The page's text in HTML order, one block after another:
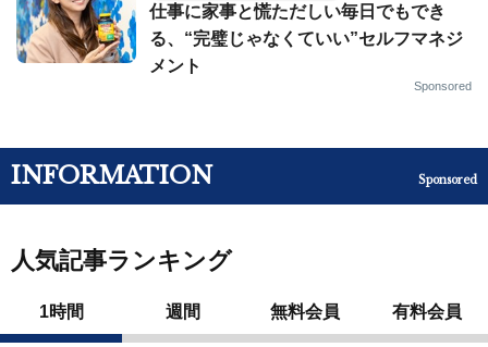
仕事に家事と慌ただしい毎日でもでき
る、“完璧じゃなくていい”セルフマネジ
メント
Sponsored
INFORMATION Sponsored
人気記事ランキング
1時間 週間 無料会員 有料会員